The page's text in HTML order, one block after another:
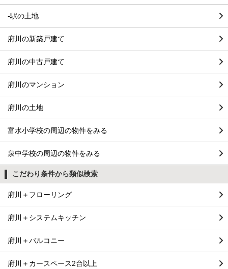
-駅の土地
府川の新築戸建て
府川の中古戸建て
府川のマンション
府川の土地
富水小学校の周辺の物件をみる
泉中学校の周辺の物件をみる
こだわり条件から類似検索
府川＋フローリング
府川＋システムキッチン
府川＋バルコニー
府川＋カースペース2台以上